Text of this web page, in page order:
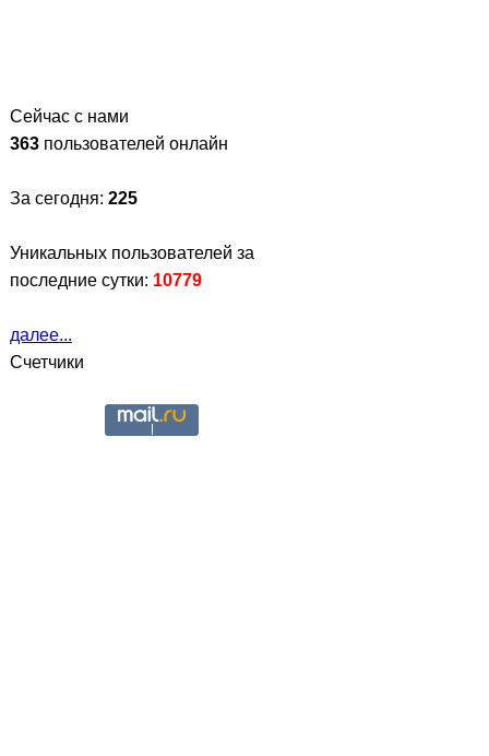
Сейчас с нами
363 пользователей онлайн
За сегодня: 225
Уникальных пользователей за
последние сутки: 10779
далее...
Счетчики